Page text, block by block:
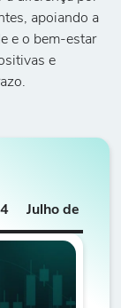
apoiando a
e o bem-estar
e
Julho de 2024